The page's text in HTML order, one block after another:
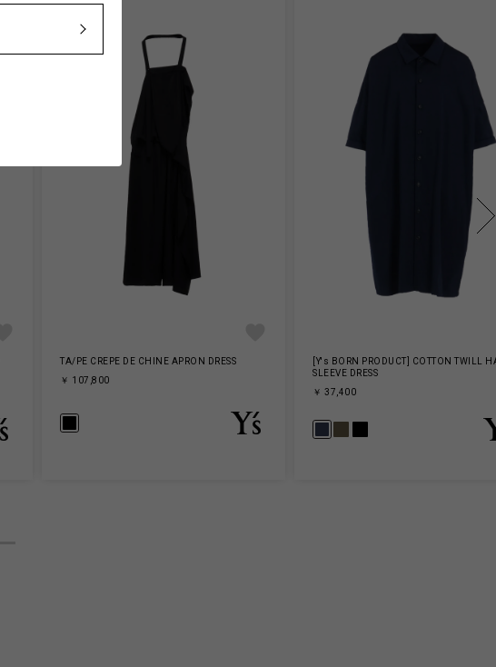
TA/PE CREPE DE CHINE APRON DRESS
￥ 107,800
[Y's BORN PRODUCT] COTTON TWILL
SLEEVE DRESS
￥ 37,400